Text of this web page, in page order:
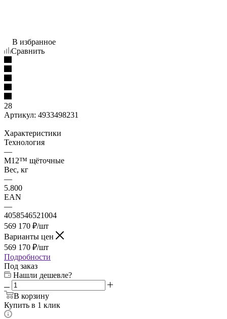
В избранное
Сравнить
28
Артикул: 4933498231
Характеристики
Технология
—
M12™ щёточные
Вес, кг
—
5.800
EAN
—
4058546521004
569 170 ₽/шт
Варианты цен
569 170 ₽/шт
Подробности
Под заказ
Нашли дешевле?
В корзину
Купить в 1 клик